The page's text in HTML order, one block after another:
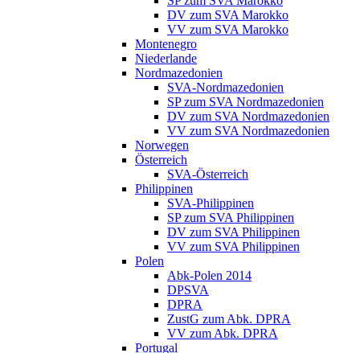
DV zum SVA Marokko
VV zum SVA Marokko
Montenegro
Niederlande
Nordmazedonien
SVA-Nordmazedonien
SP zum SVA Nordmazedonien
DV zum SVA Nordmazedonien
VV zum SVA Nordmazedonien
Norwegen
Österreich
SVA-Österreich
Philippinen
SVA-Philippinen
SP zum SVA Philippinen
DV zum SVA Philippinen
VV zum SVA Philippinen
Polen
Abk-Polen 2014
DPSVA
DPRA
ZustG zum Abk. DPRA
VV zum Abk. DPRA
Portugal